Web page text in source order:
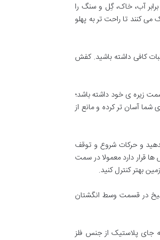
آب، خاک، گِل و سنگ را
کنند تا راحت تر به پهلو
کافی داشته باشید. کفش
زیره ی خود داشته باشد؛
آسان تر کرده و مانع از
و حرکات شروع و توقف
قرار دارد معمولا در سمت
بهتر کنترل کنید.
در قسمت وسط انگشتان
جای پلاستیک از جنس فلز